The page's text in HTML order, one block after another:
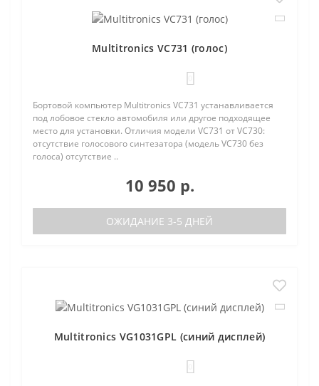
Multitronics VC731 (голос)
Бортовой компьютер Multitronics VC731 устанавливается
под лобовое стекло автомобиля или другое подходящее
место для установки. Отличия модели VC731 от VC730:
отсутствие голосового синтезатора (модель VC730 без
голоса) отсутствие ..
10 950 р.
ОЖИДАНИЕ 3-5 ДНЕЙ
Multitronics VG1031GPL (синий дисплей)